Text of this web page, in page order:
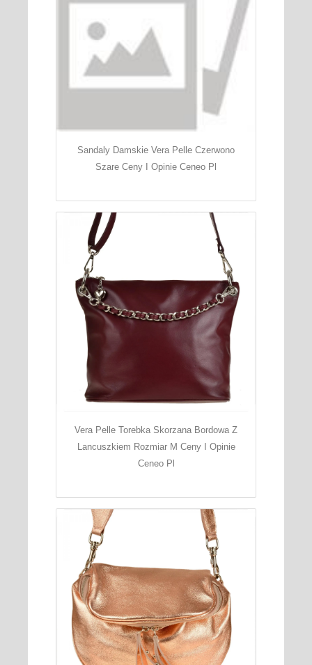
Sandaly Damskie Vera Pelle Czerwono
Szare Ceny I Opinie Ceneo Pl
Vera Pelle Torebka Skorzana Bordowa Z
Lancuszkiem Rozmiar M Ceny I Opinie
Ceneo Pl